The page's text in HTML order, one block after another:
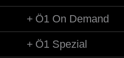
Frauen,
Ö1 On Demand
Ö1 Spezial